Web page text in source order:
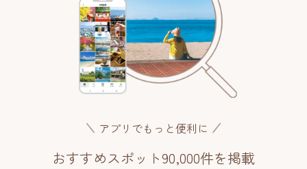
アプリでもっと便利に
おすすめスポット90,000件を掲載